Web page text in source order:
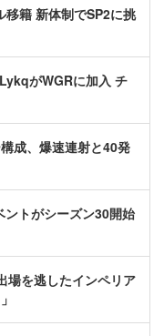
移籍 新体制でSP2に挑
がWGRに加入 チ
成、爆速連射と40発
ントがシーズン30開始
場を逃したインペリア